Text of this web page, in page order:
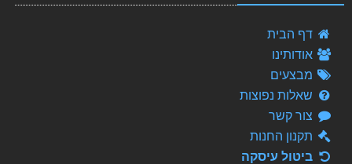
דף הבית
אודותינו
מבצעים
שאלות נפוצות
צור קשר
תקנון החנות
ביטול עיסקה
מסנן 650 פיברגלס (כולל מצע AFM)
3,498.00 ₪
פנס LED 35W תת-מיימי
550.00 ₪